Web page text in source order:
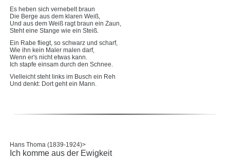
Es heben sich vernebelt braun
Die Berge aus dem klaren Weiß,
Und aus dem Weiß ragt braun ein Zaun,
Steht eine Stange wie ein Steiß.
Ein Rabe fliegt, so schwarz und scharf,
Wie ihn kein Maler malen darf,
Wenn er's nicht etwas kann.
Ich stapfe einsam durch den Schnee.
Vielleicht steht links im Busch ein Reh
Und denkt: Dort geht ein Mann.
Hans Thoma (1839-1924)>
Ich komme aus der Ewigkeit